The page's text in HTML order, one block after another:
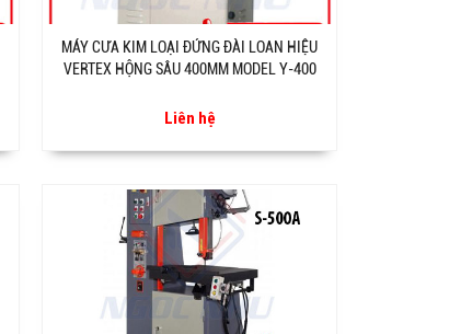
MÁY CƯA KIM LOẠI ĐỨNG ĐÀI LOAN HIỆU
VERTEX HỘNG SÂU 400MM MODEL Y-400
Liên hệ